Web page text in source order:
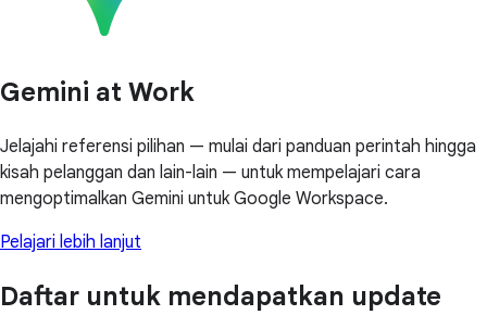
Gemini at Work
Jelajahi referensi pilihan — mulai dari panduan perintah hingga
kisah pelanggan dan lain-lain — untuk mempelajari cara
mengoptimalkan Gemini untuk Google Workspace.
Pelajari lebih lanjut
Daftar untuk mendapatkan update